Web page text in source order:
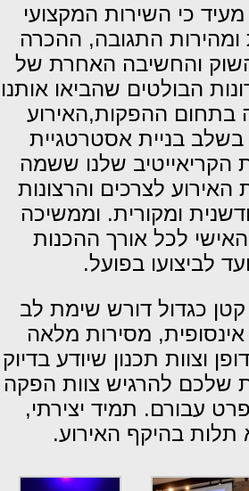
מעיד כי השירות המקצועי
ומהירות התגובה, ההכרה
והחשיבה האחרת של
הבולטים שהביאו אותנו
בתחום ההפקות,האירוע
בניית אסטרטגיית
הקריאייטיב שלנו ששמה
לצרכים והרצונות
ומקורית. וממשיכה
לכל אורך ההכנות
לביצועו בפועל.
קטן כגדול דורש שימת לב
אינסופית, מסירות מלאה
וצוות תכנון שיודע בדיוק
שלכם להרגיש צוות הפקה
עבורם. תמיד יצירתי,
תלות בהיקף האירוע.